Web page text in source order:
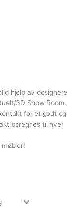
hjelp av designere
3D Show Room.
for et godt og
beregnes til hver